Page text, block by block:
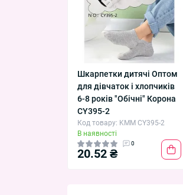
Шкарпетки дитячі Оптом
для дівчаток і хлопчиків
6-8 років "Обічні" Корона
CY395-2
Код товару: KMM CY395-2
В наявності
0
20.52 ₴